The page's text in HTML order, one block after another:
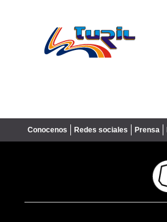
Conocenos Redes sociales Prensa